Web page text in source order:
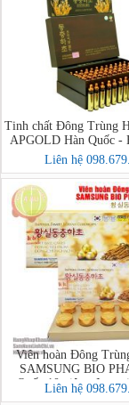
Tinh chất Đông Trùng
APGOLD Hàn Quốc -
Liên hệ
Viên hoàn Đông
SAMSUNG BIO
Quốc 10 viên -
Korean Cordycepts
Liên hệ